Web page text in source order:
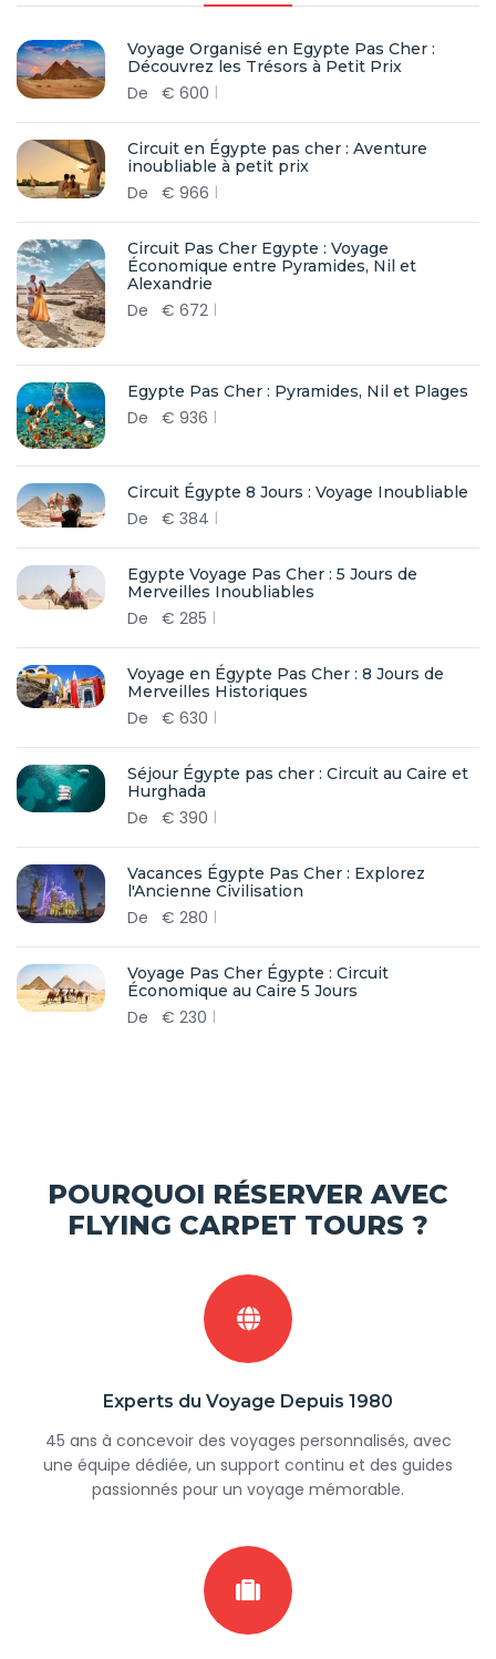
Voyage Organisé en Egypte Pas Cher :
Découvrez les Trésors à Petit Prix
De € 600
Circuit en Égypte pas cher : Aventure
inoubliable à petit prix
De € 966
Circuit Pas Cher Egypte : Voyage
Économique entre Pyramides, Nil et
Alexandrie
De € 672
Egypte Pas Cher : Pyramides, Nil et Plages
De € 936
Circuit Égypte 8 Jours : Voyage Inoubliable
De € 384
Egypte Voyage Pas Cher : 5 Jours de
Merveilles Inoubliables
De € 285
Voyage en Égypte Pas Cher : 8 Jours de
Merveilles Historiques
De € 630
Séjour Égypte pas cher : Circuit au Caire et
Hurghada
De € 390
Vacances Égypte Pas Cher : Explorez
l'Ancienne Civilisation
De € 280
Voyage Pas Cher Égypte : Circuit
Économique au Caire 5 Jours
De € 230
POURQUOI RÉSERVER AVEC
FLYING CARPET TOURS ?
Experts du Voyage Depuis 1980
45 ans à concevoir des voyages personnalisés, avec
une équipe dédiée, un support continu et des guides
passionnés pour un voyage mémorable.